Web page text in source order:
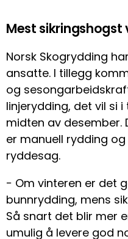
Mest sikringshogst
Norsk Skogrydding
ansatte. I tillegg
og
linjerydding, det vil si
midten av desember.
er manuell rydding
ryddesag.
− Om vinteren er det
bunnrydding, mens
Så snart det blir mer
umulig å levere god